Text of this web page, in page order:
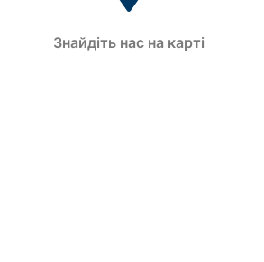
Знайдіть нас на карті